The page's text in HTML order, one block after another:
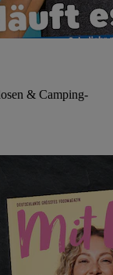
& Camping-